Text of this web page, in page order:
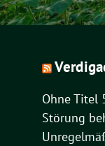
Ohne Titel
Störung